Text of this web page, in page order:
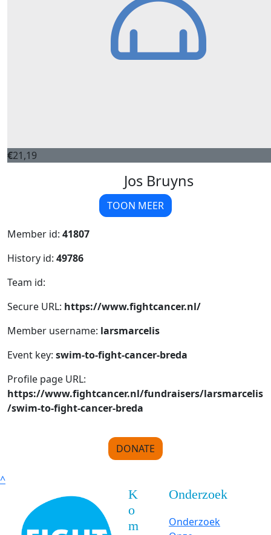
€21,19
Jos Bruyns
TOON MEER
Member id: 41807
History id: 49786
Team id:
Secure URL: https://www.fightcancer.nl/
Member username: larsmarcelis
Event key: swim-to-fight-cancer-breda
Profile page URL:
https://www.fightcancer.nl/fundraisers/larsmarcelis
/swim-to-fight-cancer-breda
DONATE
^
K
o
m
Onderzoek
Onderzoek